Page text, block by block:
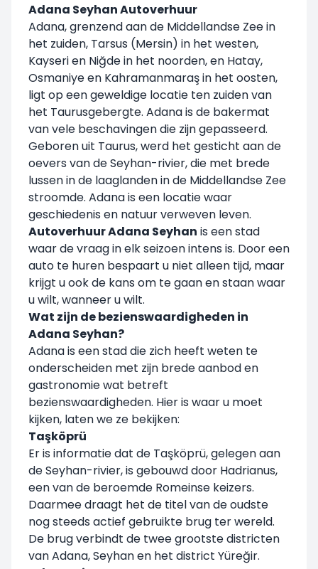
Adana Seyhan Autoverhuur
Adana, grenzend aan de Middellandse Zee in
het zuiden, Tarsus (Mersin) in het westen,
Kayseri en Niğde in het noorden, en Hatay,
Osmaniye en Kahramanmaraş in het oosten,
ligt op een geweldige locatie ten zuiden van
het Taurusgebergte. Adana is de bakermat
van vele beschavingen die zijn gepasseerd.
Geboren uit Taurus, werd het gesticht aan de
oevers van de Seyhan-rivier, die met brede
lussen in de laaglanden in de Middellandse Zee
stroomde. Adana is een locatie waar
geschiedenis en natuur verweven leven.
Autoverhuur Adana Seyhan is een stad
waar de vraag in elk seizoen intens is. Door een
auto te huren bespaart u niet alleen tijd, maar
krijgt u ook de kans om te gaan en staan waar
u wilt, wanneer u wilt.
Wat zijn de bezienswaardigheden in
Adana Seyhan?
Adana is een stad die zich heeft weten te
onderscheiden met zijn brede aanbod en
gastronomie wat betreft
bezienswaardigheden. Hier is waar u moet
kijken, laten we ze bekijken:
Taşköprü
Er is informatie dat de Taşköprü, gelegen aan
de Seyhan-rivier, is gebouwd door Hadrianus,
een van de beroemde Romeinse keizers.
Daarmee draagt het de titel van de oudste
nog steeds actief gebruikte brug ter wereld.
De brug verbindt de twee grootste districten
van Adana, Seyhan en het district Yüreğir.